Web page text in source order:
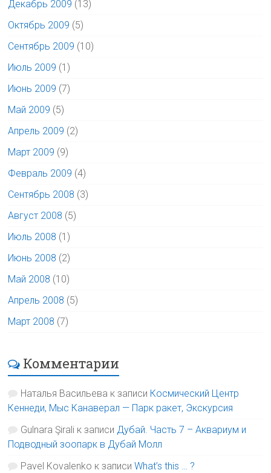
Декабрь 2009 (13)
Октябрь 2009 (5)
Сентябрь 2009 (10)
Июль 2009 (1)
Июнь 2009 (7)
Май 2009 (5)
Апрель 2009 (2)
Март 2009 (9)
Февраль 2009 (4)
Сентябрь 2008 (3)
Август 2008 (5)
Июль 2008 (1)
Июнь 2008 (2)
Май 2008 (10)
Апрель 2008 (5)
Март 2008 (7)
Комментарии
Наталья Васильева к записи Космический Центр
Кеннеди, Мыс Канаверал — Парк ракет, Экскурсия
Gulnara Şirali к записи Дубай. Часть 7 – Аквариум и
Подводный зоопарк в Дубай Молл
Pavel Kovalenko к записиWhat’s this … ?